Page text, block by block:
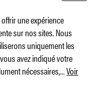
une expérience
sur nos sites. Nous
uniquement les
avez indiqué votre
nécessaires,...Voir